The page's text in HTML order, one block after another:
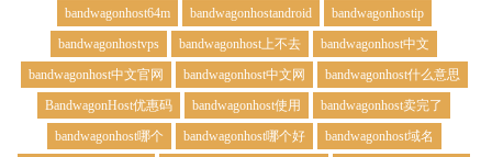
bandwagonhost64m
bandwagonhostandroid
bandwagonhostip
bandwagonhostvps
bandwagonhost上不去
bandwagonhost中文
bandwagonhost中文官网
bandwagonhost中文网
bandwagonhost什么意思
BandwagonHost优惠码
bandwagonhost使用
bandwagonhost卖完了
bandwagonhost哪个
bandwagonhost哪个好
bandwagonhost域名